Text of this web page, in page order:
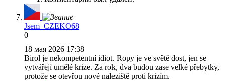
Jsem_CZEKO68
0
18 мая 2026 17:38
Birol je nekompetentní idiot. Ropy je ve světě dost, jen se
vytvářejí umělé krize. Za rok, dva budou zase velké přebytky,
protože se otevřou nové naleziště proti krizím.